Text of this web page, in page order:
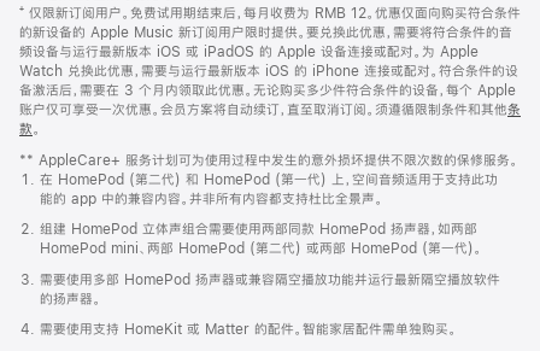
页
页
脚
⁺ 仅限新订阅用户。免费试用期结束后，每月收费为 RMB 12。优惠仅面向购买符合条件
的新设备的 Apple Music 新订阅用户限时提供。要兑换此优惠，需要将符合条件的音
频设备与运行最新版本 iOS 或 iPadOS 的 Apple 设备连接或配对。为 Apple
Watch 兑换此优惠，需要与运行最新版本 iOS 的 iPhone 连接或配对。符合条件的设
备激活后，需要在 3 个月内领取此优惠。无论购买多少件符合条件的设备，每个 Apple
账户仅可享受一次优惠。会员方案将自动续订，直至取消订阅。须遵循限制条件和其他条
款。
窗
口
中
打
开)
** AppleCare+ 服务计划可为使用过程中发生的意外损坏提供不限次数的保修服务。
在 HomePod (第二代) 和 HomePod (第一代) 上，空间音频适用于支持此功
能的 app 中的兼容内容。并非所有内容都支持杜比全景声。
组建 HomePod 立体声组合需要使用两部同款 HomePod 扬声器，如两部
HomePod mini、两部 HomePod (第二代) 或两部 HomePod (第一代)。
需要使用多部 HomePod 扬声器或兼容隔空播放功能并运行最新隔空播放软件
的扬声器。
需要使用支持 HomeKit 或 Matter 的配件。智能家居配件需单独购买。